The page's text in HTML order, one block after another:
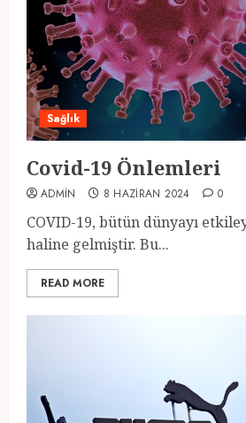
Sağlık
Covid-19 Önlemleri
ADMIN 8 HAZIRAN 2024 0
COVID-19, bütün dünyayı
haline gelmiştir. Bu...
READ MORE